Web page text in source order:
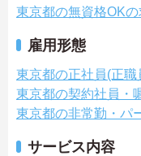
東京都の無資格OKの
雇用形態
東京都の正社員(正職
東京都の契約社員・
東京都の非常勤・パ
サービス内容